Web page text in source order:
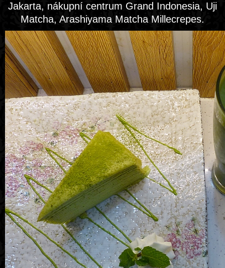
Jakarta, nákupní centrum Grand Indonesia, Uji
Matcha, Arashiyama Matcha Millecrepes.